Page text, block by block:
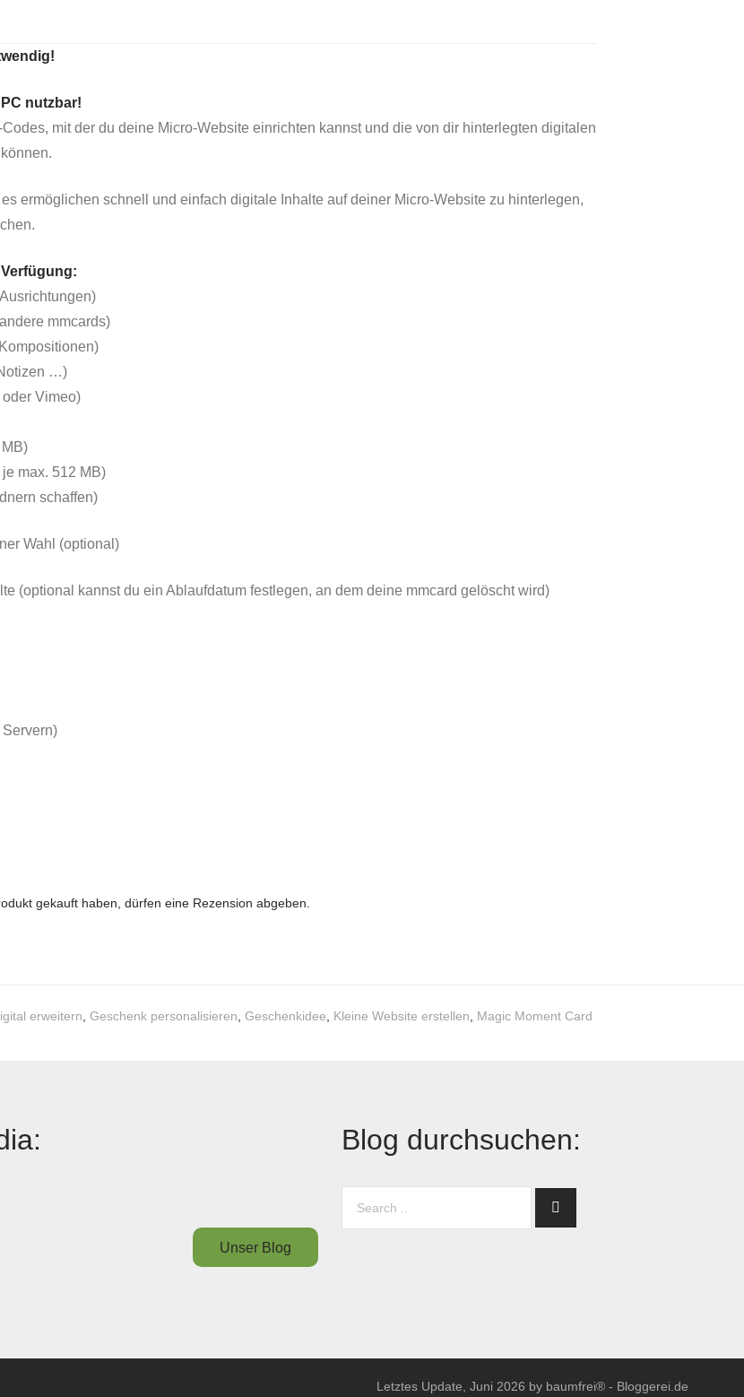
nutzbar!
mit der du deine Micro-Website einrichten kannst und die von dir hinterlegten digitalen
ermöglichen schnell und einfach digitale Inhalte auf deiner Micro-Website zu hinterlegen,
mmcards)
…)
Vimeo)
max. 512 MB)
schaffen)
Wahl (optional)
(optional kannst du ein Ablaufdatum festlegen, an dem deine mmcard gelöscht wird)
gekauft haben, dürfen eine Rezension abgeben.
erweitern Geschenk personalisieren Geschenkidee Kleine Website erstellen Magic Moment Card
Unser Blog
Blog durchsuchen:
Letztes Update, Juni 2026 by baumfrei® - Bloggerei.de